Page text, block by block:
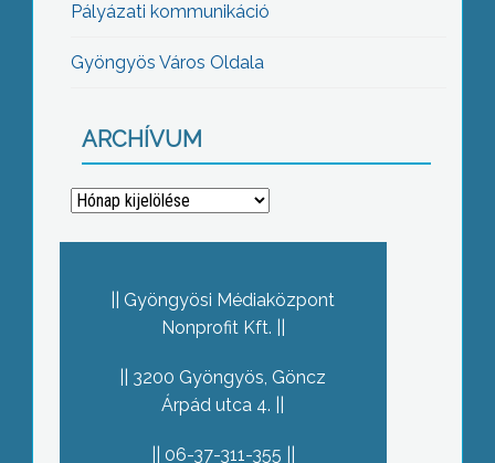
Pályázati kommunikáció
Gyöngyös Város Oldala
ARCHÍVUM
Archívum
Gyöngyösi Médiaközpont
Nonprofit Kft.
3200 Gyöngyös, Göncz
Árpád utca 4.
06-37-311-355